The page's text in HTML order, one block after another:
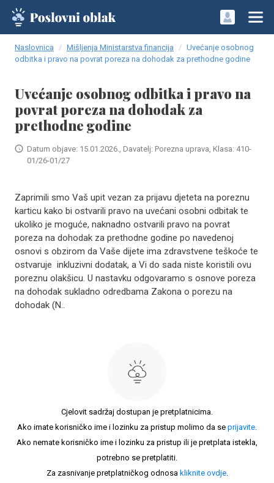
Naslovnica Mišljenja Ministarstva financija
Uvećanje osobnog
odbitka i pravo na povrat poreza na dohodak za prethodne godine
Uvećanje osobnog odbitka i pravo na
povrat poreza na dohodak za
prethodne godine
Datum objave: 15.01.2026., Davatelj: Porezna uprava, Klasa: 410-
01/26-01/27
Zaprimili smo Vaš upit vezan za prijavu djeteta na poreznu
karticu kako bi ostvarili pravo na uvećani osobni odbitak te
ukoliko je moguće, naknadno ostvarili pravo na povrat
poreza na dohodak za prethodne godine po navedenoj
osnovi s obzirom da Vaše dijete ima zdravstvene teškoće te
ostvaruje inkluzivni dodatak, a Vi do sada niste koristili ovu
poreznu olakšicu. U nastavku odgovaramo s osnove poreza
na dohodak sukladno odredbama Zakona o porezu na
dohodak (N..
Cjelovit sadržaj dostupan je pretplatnicima.
Ako imate korisničko ime i lozinku za pristup molimo da se prijavite.
Ako nemate korisničko ime i lozinku za pristup ili je pretplata istekla,
potrebno se pretplatiti.
Za zasnivanje pretplatničkog odnosa kliknite ovdje.